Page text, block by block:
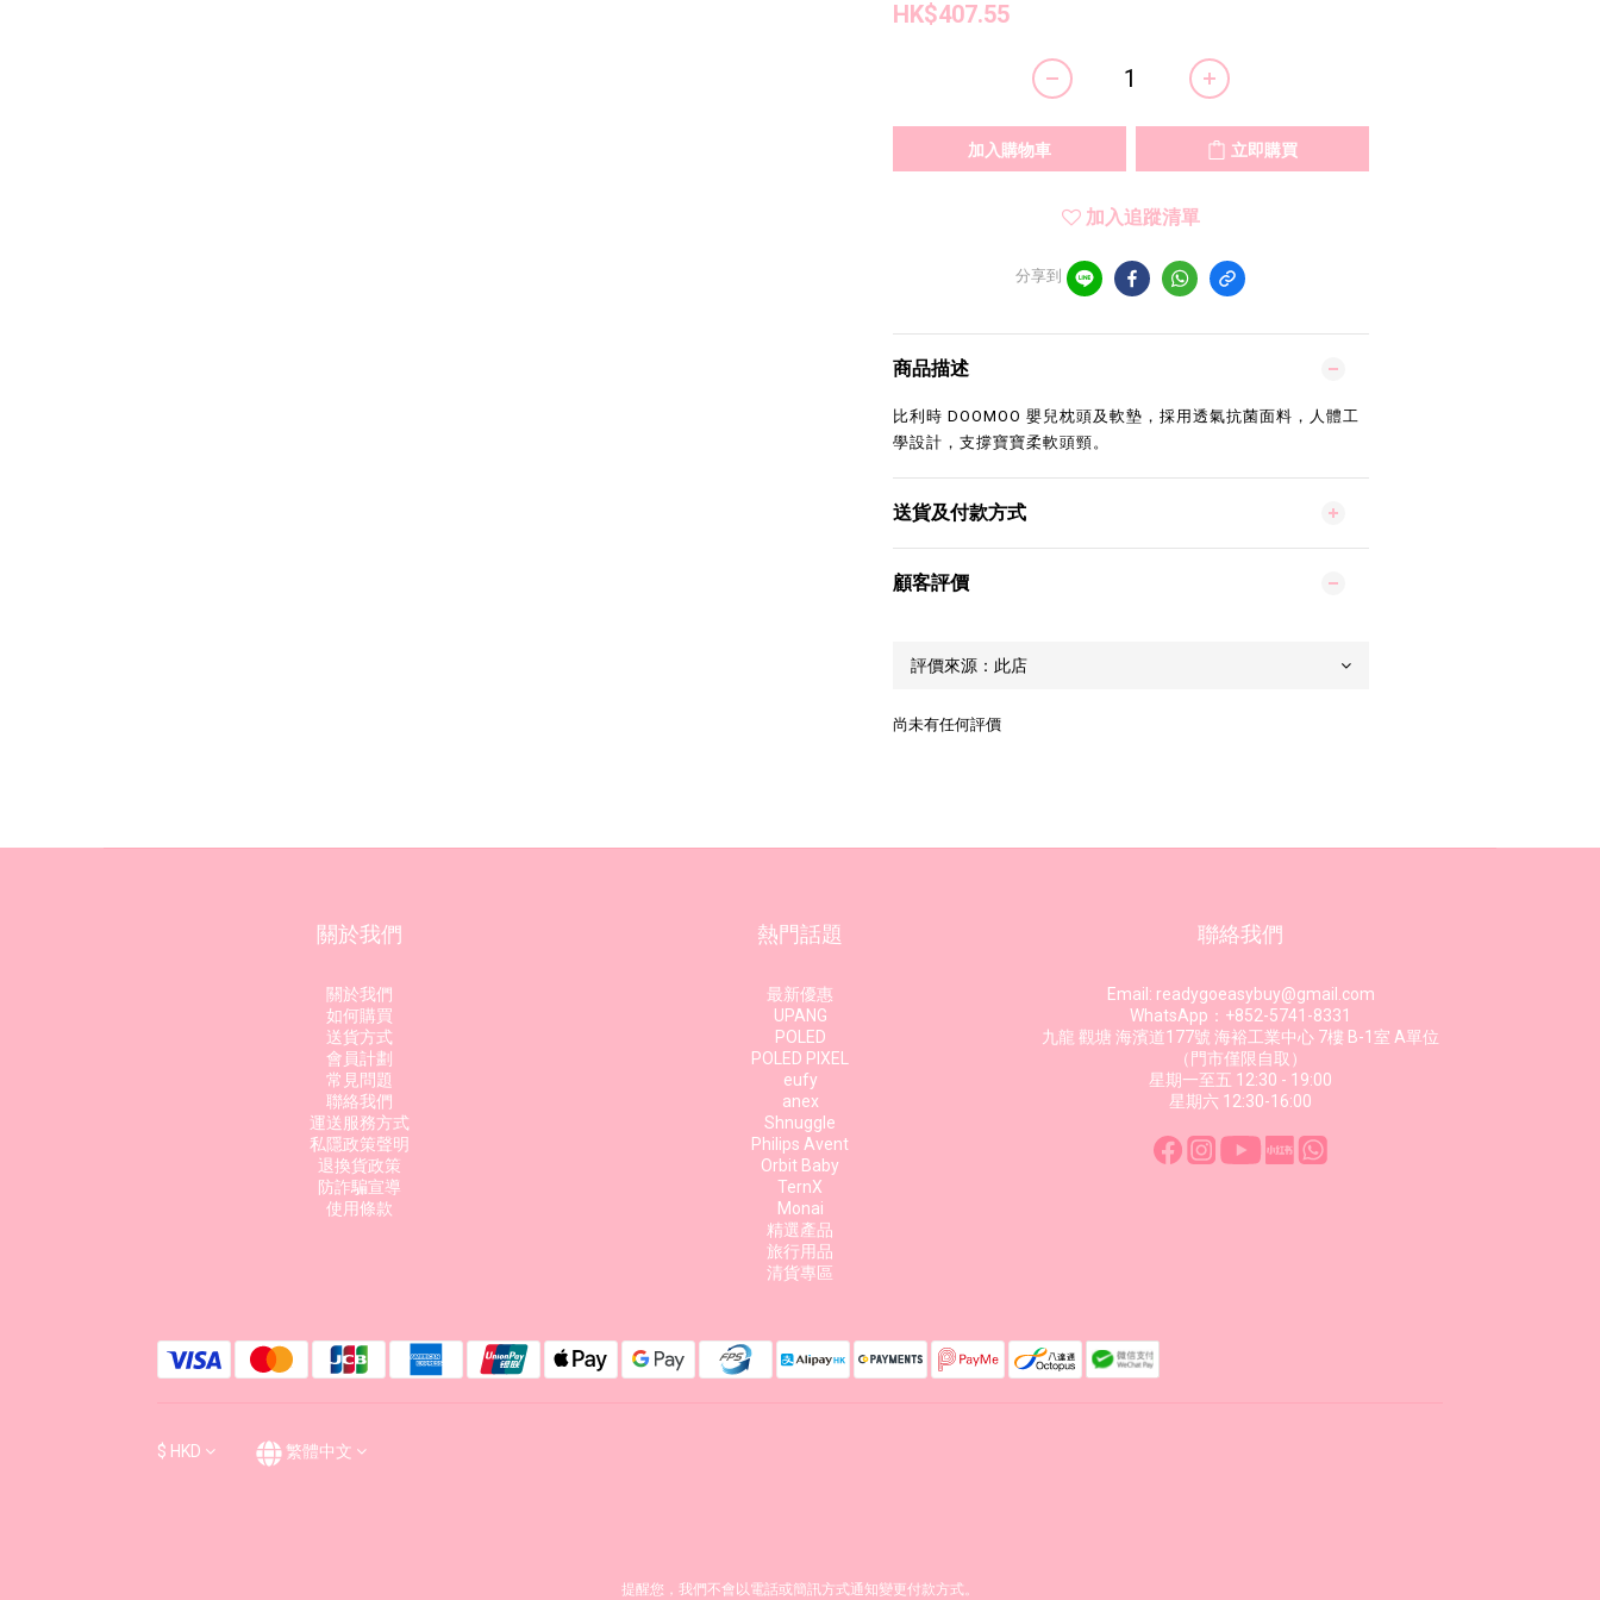
HK$407.55
加入購物車 立即購買
加入追蹤清單
分享到
商品描述
比利時 DOOMOO 嬰兒枕頭及軟墊，採用透氣抗菌面料，人體工
學設計，支撐寶寶柔軟頭頸。
送貨及付款方式
顧客評價
尚未有任何評價
關於我們
關於我們
如何購買
送貨方式
會員計劃
常見問題
聯絡我們
運送服務方式
私隱政策聲明
退換貨政策
防詐騙宣導
使用條款
熱門話題
最新優惠
UPANG
POLED
POLED PIXEL
eufy
anex
Shnuggle
Philips Avent
Orbit Baby
TernX
Monai
精選產品
旅行用品
清貨專區
聯絡我們
Email: readygoeasybuy@gmail.com
WhatsApp：+852-5741-8331
九龍 觀塘 海濱道177號 海裕工業中心 7樓 B-1室 A單位
（門市僅限自取）
星期一至五 12:30 - 19:00
星期六 12:30-16:00
$ HKD 繁體中文
提醒您，我們不會以電話或簡訊方式通知變更付款方式。